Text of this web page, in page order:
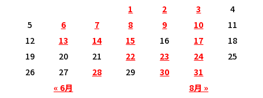
« 6月 8月 »
1 2 3
4
5
6 7 8 9 10
11
12
13 14 15 16 17
18
19
20 21 22 23 24
25
26
27 28 29 30 31